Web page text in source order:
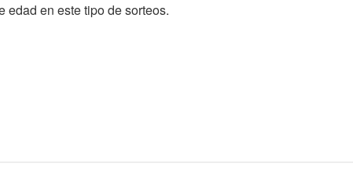
edad en este tipo de sorteos.